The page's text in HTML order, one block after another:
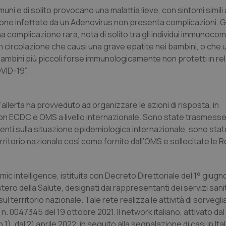
e di solito provocano una malattia lieve, con sintomi simili
infettate da un Adenovirus non presenta complicazioni.
rara, nota di solito tra gli individui
che causi una grave epatite nei bambini, o che
più piccoli forse immunologicamente non protetti in
19”.
ha provveduto ad organizzare le azioni di risposta, in
ECDC e OMS a livello internazionale. Sono state trasmesse
sulla situazione epidemiologica internazionale, sono
nazionale così come fornite dall’OMS e sollecitate le
intelligence, istituita con Decreto Direttoriale del 1°
della Salute, designati dai rappresentanti dei servizi
territorio nazionale. Tale rete realizza le attività di
0047345 del 19 ottobre 2021. Il network italiano, attivato
CookieScript
www.quotidianosanita.it
5 mesi 3
settimane
Questo cookie viene utilizzato
Script.com per ricordare le
sui cookie dei visitatori. È
dei cookie di Cookie-Script.com
correttamente.
www.quotidianosanita.it
4
settimane
Questo cookie è impostato
abilitare il sistema di tracking
Google LLC
.quotidianosanita.it
1 anno 1
mese
Questo nome di cookie è
Universal Analytics, che è un
significativo del servizio di
utilizzato da Google. Questo
per distinguere utenti unici
PHP.net
www.quotidianosanita.it
Sessione
Cookie generato da applicazioni
linguaggio PHP. Si tratta di un
generico utilizzato per
sessione utente. Normalmente è
generato in modo casuale, il
utilizzato può essere specifico